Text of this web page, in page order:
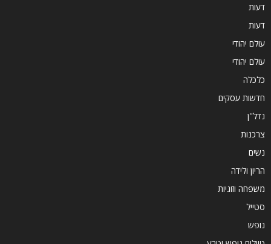
דעות
דעות
עולם יהודי
עולם יהודי
כלכלה
חדשות עסקים
נדל''ן
צרכנות
נשים
הריון ולידה
משפחה וזוגיות
סטייל
נופש